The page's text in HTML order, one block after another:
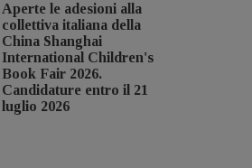
Aperte le adesioni alla
collettiva italiana della
China Shanghai
International Children's
Book Fair 2026.
Candidature entro il 21
luglio 2026